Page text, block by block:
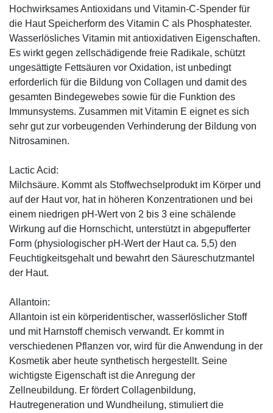
Hochwirksames Antioxidans und Vitamin-C-Spender für
die Haut Speicherform des Vitamin C als Phosphatester.
Wasserlösliches Vitamin mit antioxidativen Eigenschaften.
Es wirkt gegen zellschädigende freie Radikale, schützt
ungesättigte Fettsäuren vor Oxidation, ist unbedingt
erforderlich für die Bildung von Collagen und damit des
gesamten Bindegewebes sowie für die Funktion des
Immunsystems. Zusammen mit Vitamin E eignet es sich
sehr gut zur vorbeugenden Verhinderung der Bildung von
Nitrosaminen.
Lactic Acid:
Milchsäure. Kommt als Stoffwechselprodukt im Körper und
auf der Haut vor, hat in höheren Konzentrationen und bei
einem niedrigen pH-Wert von 2 bis 3 eine schälende
Wirkung auf die Hornschicht, unterstützt in abgepufferter
Form (physiologischer pH-Wert der Haut ca. 5,5) den
Feuchtigkeitsgehalt und bewahrt den Säureschutzmantel
der Haut.
Allantoin:
Allantoin ist ein körperidentischer, wasserlöslicher Stoff
und mit Harnstoff chemisch verwandt. Er kommt in
verschiedenen Pflanzen vor, wird für die Anwendung in der
Kosmetik aber heute synthetisch hergestellt. Seine
wichtigste Eigenschaft ist die Anregung der
Zellneubildung. Er fördert Collagenbildung,
Hautregeneration und Wundheilung, stimuliert die